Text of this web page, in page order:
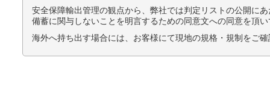
安全保障輸出管理の観点から、弊社では判定リストの公開に
備蓄に関与しないことを明言するための同意文への同意を頂
海外へ持ち出す場合には、お客様にて現地の規格・規制をご